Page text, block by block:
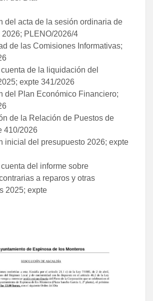
del acta de la sesión ordinaria de
PLENO/2026/4
de las Comisiones Informativas;
de la liquidación del
expte 341/2026
del Plan Económico Financiero;
de la Relación de Puestos de
410/2026
inicial del presupuesto 2026; expte
del informe sobre
a reparos y otras
2025; expte